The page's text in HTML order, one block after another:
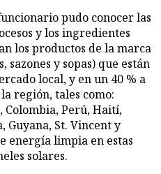
pudo conocer las
y los ingredientes
los productos de la marca
sazones y sopas) que están
local, y en un 40 % a
región, tales como:
Colombia, Perú, Haití,
Guyana, St. Vincent y
energía limpia en estas
solares.